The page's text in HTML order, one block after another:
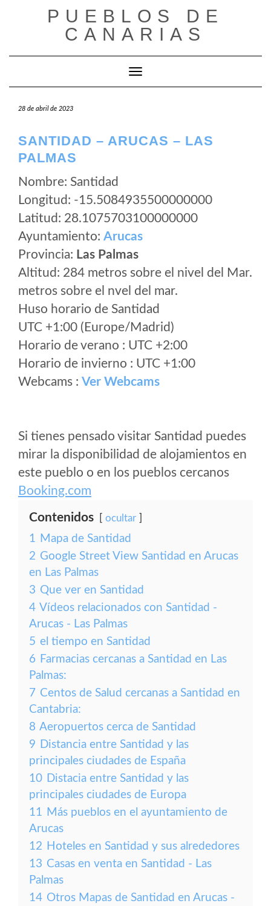
PUEBLOS DE
CANARIAS
Cambiar modo de navegación
28 de abril de 2023
SANTIDAD – ARUCAS – LAS
PALMAS
Nombre: Santidad
Longitud: -15.5084935500000000
Latitud: 28.1075703100000000
Ayuntamiento: Arucas
Provincia: Las Palmas
Altitud: 284 metros sobre el nivel del Mar.
metros sobre el nvel del mar.
Huso horario de Santidad
UTC +1:00 (Europe/Madrid)
Horario de verano : UTC +2:00
Horario de invierno : UTC +1:00
Webcams : Ver Webcams
Si tienes pensado visitar Santidad puedes
mirar la disponibilidad de alojamientos en
este pueblo o en los pueblos cercanos
Booking.com
Contenidos ocultar
1 Mapa de Santidad
2 Google Street View Santidad en Arucas
en Las Palmas
3 Que ver en Santidad
4 Vídeos relacionados con Santidad -
Arucas - Las Palmas
5 el tiempo en Santidad
6 Farmacias cercanas a Santidad en Las
Palmas:
7 Centos de Salud cercanas a Santidad en
Cantabria:
8 Aeropuertos cerca de Santidad
9 Distancia entre Santidad y las
principales ciudades de España
10 Distacia entre Santidad y las
principales ciudades de Europa
11 Más pueblos en el ayuntamiento de
Arucas
12 Hoteles en Santidad y sus alrededores
13 Casas en venta en Santidad - Las
Palmas
14 Otros Mapas de Santidad en Arucas -